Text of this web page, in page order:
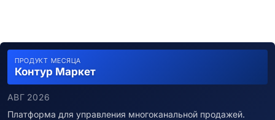
ПРОДУКТ МЕСЯЦА
Контур Маркет
АВГ 2026
Платформа для управления многоканальной продажей.